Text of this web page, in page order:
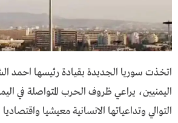
اتخذت سوريا الجديدة بقيادة رئيسها احمد
اليمنيين، يراعي ظروف الحرب المتواصلة في
التوالي وتداعياتها الانسانية معيشيا